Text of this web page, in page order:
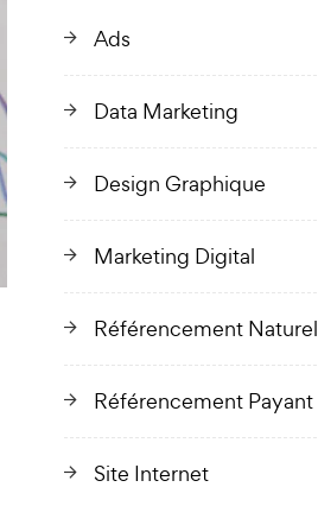
Ads
Data Marketing
Design Graphique
Marketing Digital
Référencement Naturel
Référencement Payant
Site Internet